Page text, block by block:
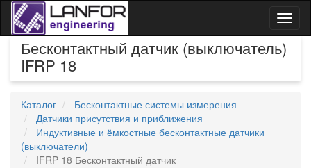
Бесконтактный датчик (выключатель)
IFRP 18
Каталог
Бесконтактные системы измерения
Датчики присутствия и приближения
Индуктивные и ёмкостные бесконтактные датчики
(выключатели)
IFRP 18 Бесконтактный датчик